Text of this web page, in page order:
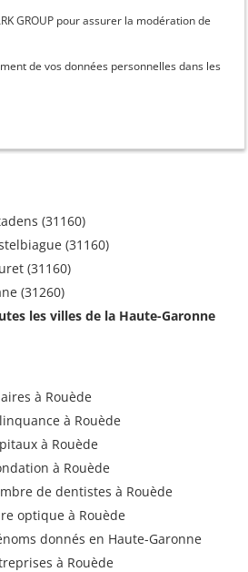
GROUP pour assurer la modération de
de vos données personnelles dans les
(31160)
(31160)
(31160)
(31260)
les villes de la Haute-Garonne
à Rouède
à Rouède
à Rouède
à Rouède
de dentistes à Rouède
optique à Rouède
donnés en Haute-Garonne
à Rouède